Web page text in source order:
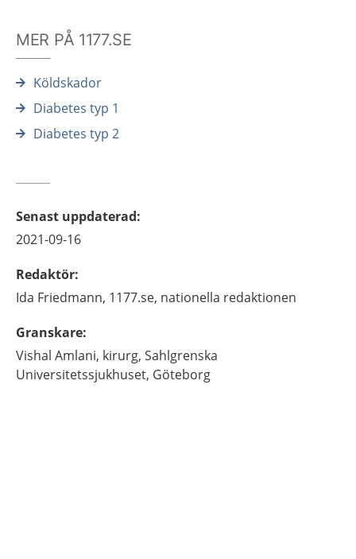
MER PÅ 1177.SE
Köldskador
Diabetes typ 1
Diabetes typ 2
Senast uppdaterad:
2021-09-16
Redaktör:
Ida Friedmann, 1177.se, nationella redaktionen
Granskare:
Vishal Amlani, kirurg, Sahlgrenska
Universitetssjukhuset, Göteborg